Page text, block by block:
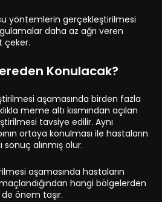
yöntemlerin gerçekleştirilmesi
daha az ağrı veren
çeker.
Konulacak?
aşamasında birden fazla
meme altı kısmından açılan
tavsiye edilir. Aynı
ortaya konulması ile hastaların
alınmış olur.
aşamasında hastaların
hangi bölgelerden
önem taşır.